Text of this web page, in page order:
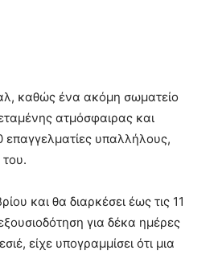
καθώς ένα ακόμη σωματείο
ατμόσφαιρας και
υπαλλήλους,
και θα διαρκέσει έως τις 11
για δέκα ημέρες
είχε υπογραμμίσει ότι μια